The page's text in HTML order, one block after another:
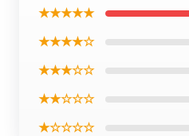
★★★★★
★★★★☆
★★★☆☆
★★☆☆☆
★☆☆☆☆